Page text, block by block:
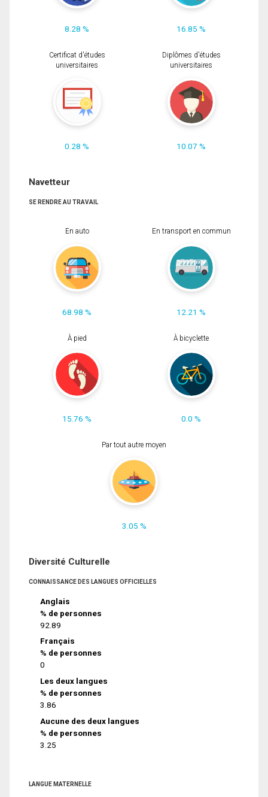
8.28 % 16.85 %
Certificat d'études
universitaires
0.28 %
Diplômes d'études
universitaires
10.07 %
Navetteur
SE RENDRE AU TRAVAIL
En auto
68.98 %
En transport en commun
12.21 %
À pied
15.76 %
À bicyclette
0.0 %
Par tout autre moyen
3.05 %
Diversité Culturelle
CONNAISSANCE DES LANGUES OFFICIELLES
Anglais
% de personnes
92.89
Français
% de personnes
0
Les deux langues
% de personnes
3.86
Aucune des deux langues
% de personnes
3.25
LANGUE MATERNELLE